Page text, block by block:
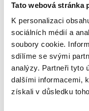
Tato webová stránka
K personalizaci
sociálních médií a
soubory cookie.
sdílíme se svými
analýzy. Partneři tyto
dalšími informacemi,
získali v důsledku
Začněte nás
přehled o tom,
nepravdy se
Newsletter